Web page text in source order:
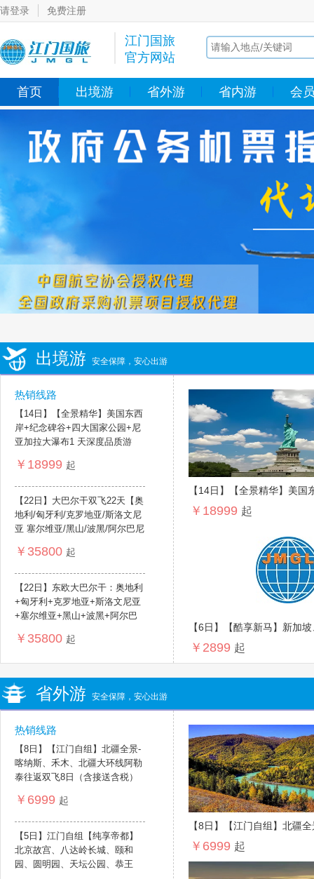
请登录 免费注册
江门国旅
官方网站
首页 出境游 省外游 省内游 会
出境游 安全保障，安心出游
热销线路
【14日】【全景精华】美国东西
岸+纪念碑谷+四大国家公园+尼
亚加拉大瀑布1 天深度品质游
￥18999 起
【22日】大巴尔干双飞22天【奥
地利/匈牙利/克罗地亚/斯洛文尼
亚 塞尔维亚/黑山/波黑/阿尔巴尼
￥35800 起
【22日】东欧大巴尔干：奥地利
+匈牙利+克罗地亚+斯洛文尼亚
+塞尔维亚+黑山+波黑+阿尔巴
￥35800 起
【14日】【全景精华】美国
大国家公园+尼亚加拉大瀑
￥18999 起
【6日】【酷享新马】新加
￥2899 起
省外游 安全保障，安心出游
热销线路
【8日】【江门自组】北疆全景-
喀纳斯、禾木、北疆大环线阿勒
泰往返双飞8日（含接送含税）
￥6999 起
【5日】江门自组【纯享帝都】
北京故宫、八达岭长城、颐和
园、圆明园、天坛公园、恭王
【8日】【江门自组】北疆
北疆大环线阿勒泰往返双飞
￥6999 起